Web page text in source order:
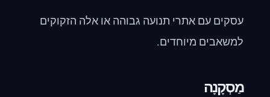
עסקים עם אתרי תנועה גבוהה או אלה הזקוקים
למשאבים מיוחדים.
מַסְקָנָה